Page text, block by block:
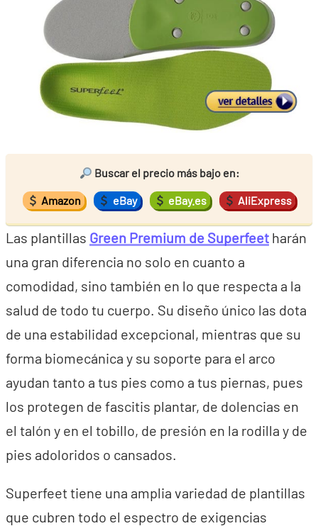
Buscar el precio más bajo en:
Amazon eBay eBay.es AliExpress
Las plantillas Green Premium de Superfeet harán
una gran diferencia no solo en cuanto a
comodidad, sino también en lo que respecta a la
salud de todo tu cuerpo. Su diseño único las dota
de una estabilidad excepcional, mientras que su
forma biomecánica y su soporte para el arco
ayudan tanto a tus pies como a tus piernas, pues
los protegen de fascitis plantar, de dolencias en
el talón y en el tobillo, de presión en la rodilla y de
pies adoloridos o cansados.
Superfeet tiene una amplia variedad de plantillas
que cubren todo el espectro de exigencias